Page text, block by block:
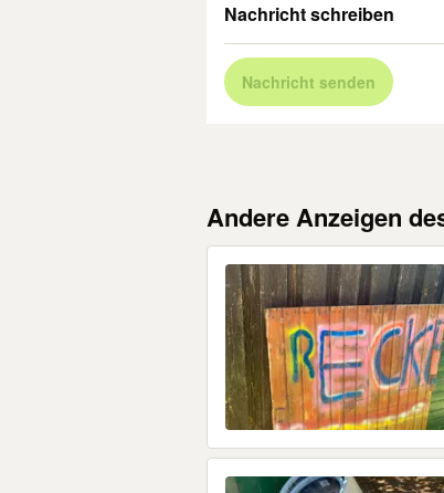
Nachricht schreiben
Nachricht senden
Andere Anzeigen